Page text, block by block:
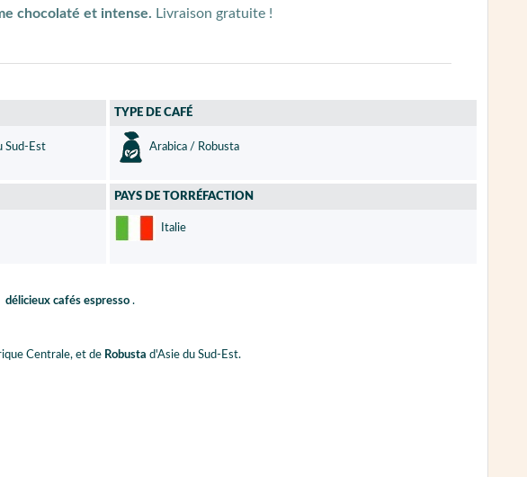
chocolaté et intense. Livraison gratuite !
Sud-Est
TYPE DE CAFÉ
Arabica / Robusta
PAYS DE TORRÉFACTION
Italie
délicieux cafés espresso .
Centrale, et de Robusta d'Asie du Sud-Est.